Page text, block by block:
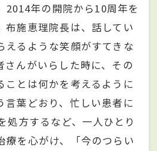
2014年の開院から10周年を
布施恵理院長は、話してい
えるような笑顔がすてきな
さんがいらした時に、その
ことは何かを考えるように
言葉どおり、忙しい患者に
処方するなど、一人ひとり
療を心がけ、「今のつらい